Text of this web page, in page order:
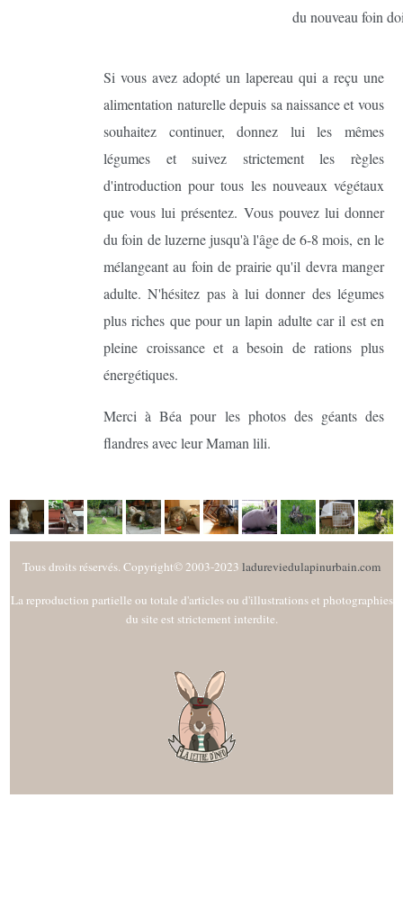
du nouveau foin
Si vous avez adopté un lapereau qui a reçu une
alimentation naturelle depuis sa naissance et vous
souhaitez continuer, donnez lui les mêmes
légumes et suivez strictement les règles
d'introduction pour tous les nouveaux végétaux
que vous lui présentez. Vous pouvez lui donner
du foin de luzerne jusqu'à l'âge de 6-8 mois, en le
mélangeant au foin de prairie qu'il devra manger
adulte. N'hésitez pas à lui donner des légumes
plus riches que pour un lapin adulte car il est en
pleine croissance et a besoin de rations plus
énergétiques.
Merci à Béa pour les photos des géants des
flandres avec leur Maman lili.
Tous droits réservés. Copyright© 2003-2023 ladureviedulapinurbain.com
La reproduction partielle ou totale d'articles ou d'illustrations et photographies
du site est strictement interdite.